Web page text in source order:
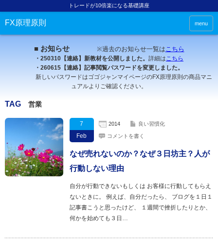
トレードが10倍楽になる基礎講座
FX原理原則 menu
■ お知らせ ※過去のお知らせ一覧はこちら
・250310【連絡】新教材を公開しました。 詳細はこちら
・260615【連絡】記事閲覧パスワードを変更しました。
新しいパスワードはゴゴジャンマイページのFX原理原則の商品マニ
ュアルよりご確認ください。
TAG 営業
7
Feb
2014 良い習慣化
コメントを書く
なぜ売れないのか？なぜ３日坊主？人が
行動しない理由
自分が行動できないもしくは お客様に行動してもらえ
ないときに。 例えば、自分だったら、 ブログを１日１
記事書こうと思ったけど、 １週間で挫折したりとか、
何かを始めても３日…